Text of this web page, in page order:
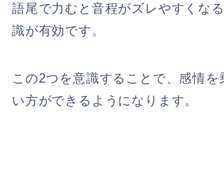
語尾で力むと音程がズレやすくな
識が有効です。
この2つを意識することで、感情を
い方ができるようになります。